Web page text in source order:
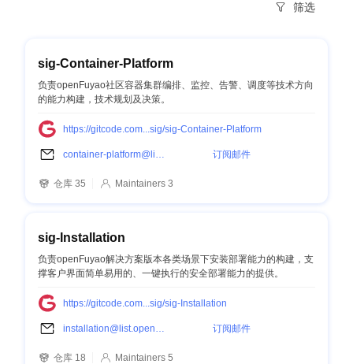
筛选
sig-Container-Platform
负责openFuyao社区容器集群编排、监控、告警、调度等技术方向
的能力构建，技术规划及决策。
https://gitcode.com...sig/sig-Container-Platform
container-platform@list.openfuyao.cn 订阅邮件
仓库 35 Maintainers 3
sig-Installation
负责openFuyao解决方案版本各类场景下安装部署能力的构建，支
撑客户界面简单易用的、一键执行的安全部署能力的提供。
https://gitcode.com...sig/sig-Installation
installation@list.openfuyao.cn 订阅邮件
仓库 18 Maintainers 5